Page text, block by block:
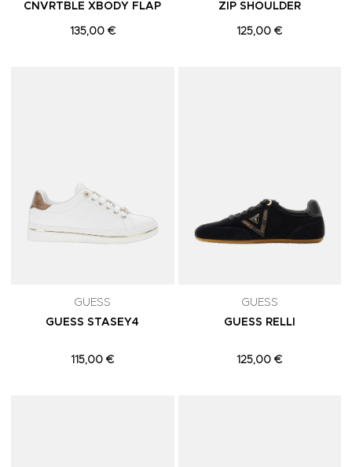
CNVRTBLE XBODY FLAP
135,00 €
ZIP SHOULDER
125,00 €
GUESS
GUESS STASEY4
115,00 €
GUESS
GUESS RELLI
125,00 €